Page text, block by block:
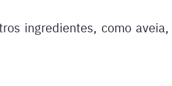
ingredientes, como